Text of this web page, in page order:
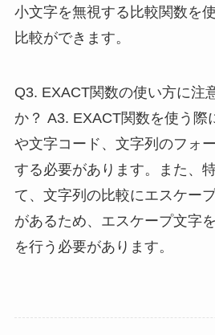
小文字を無視する比較関数を
比較ができます。
Q3. EXACT関数の使い方に注
か？ A3. EXACT関数を使う際
や文字コード、文字列のフォ
する必要があります。また、
て、文字列の比較にエスケー
があるため、エスケープ文字
を行う必要があります。